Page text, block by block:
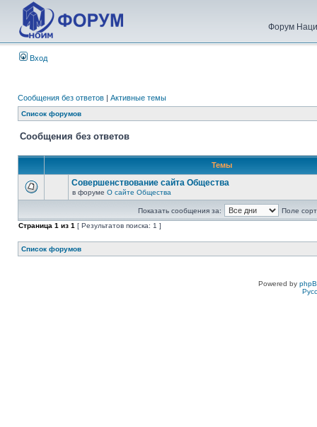
Форум
Вход
Сообщения без ответов | Активные темы
Список форумов
Сообщения без ответов
Темы
Совершенствование сайта Общества
в форуме О сайте Общества
Показать сообщения за:
Поле
Страница 1 из 1 [ Результатов поиска: 1 ]
Список форумов
Powered by